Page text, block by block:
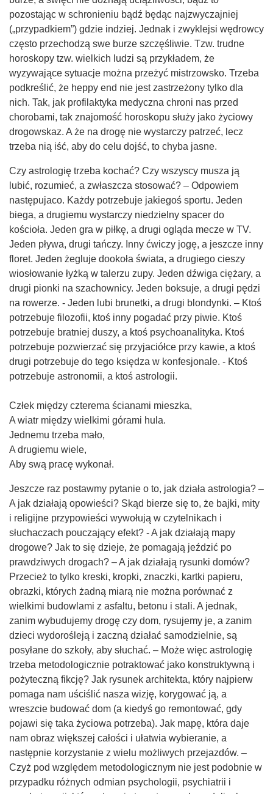
pozostając w schronieniu bądź będąc najzwyczajniej
(„przypadkiem”) gdzie indziej. Jednak i zwyklejsi wędrowcy
często przechodzą swe burze szczęśliwie. Tzw. trudne
horoskopy tzw. wielkich ludzi są przykładem, że
wyzywające sytuacje można przeżyć mistrzowsko. Trzeba
podkreślić, że heppy end nie jest zastrzeżony tylko dla
nich. Tak, jak profilaktyka medyczna chroni nas przed
chorobami, tak znajomość horoskopu służy jako życiowy
drogowskaz. A że na drogę nie wystarczy patrzeć, lecz
trzeba nią iść, aby do celu dojść, to chyba jasne.
Czy astrologię trzeba kochać? Czy wszyscy musza ją
lubić, rozumieć, a zwłaszcza stosować? – Odpowiem
następujaco. Każdy potrzebuje jakiegoś sportu. Jeden
biega, a drugiemu wystarczy niedzielny spacer do
kościoła. Jeden gra w piłkę, a drugi ogląda mecze w TV.
Jeden pływa, drugi tańczy. Inny ćwiczy jogę, a jeszcze inny
floret. Jeden żegluje dookoła świata, a drugiego cieszy
wiosłowanie łyżką w talerzu zupy. Jeden dźwiga ciężary, a
drugi pionki na szachownicy. Jeden boksuje, a drugi pędzi
na rowerze. - Jeden lubi brunetki, a drugi blondynki. – Ktoś
potrzebuje filozofii, ktoś inny pogadać przy piwie. Ktoś
potrzebuje bratniej duszy, a ktoś psychoanalityka. Ktoś
potrzebuje pozwierzać się przyjaciółce przy kawie, a ktoś
drugi potrzebuje do tego księdza w konfesjonale. - Ktoś
potrzebuje astronomii, a ktoś astrologii.
Człek między czterema ścianami mieszka,
A wiatr między wielkimi górami hula.
Jednemu trzeba mało,
A drugiemu wiele,
Aby swą pracę wykonał.
Jeszcze raz postawmy pytanie o to, jak działa astrologia? –
A jak działają opowieści? Skąd bierze się to, że bajki, mity
i religijne przypowieści wywołują w czytelnikach i
słuchaczach pouczający efekt? - A jak działają mapy
drogowe? Jak to się dzieje, że pomagają jeździć po
prawdziwych drogach? – A jak działają rysunki domów?
Przecież to tylko kreski, kropki, znaczki, kartki papieru,
obrazki, których żadną miarą nie można porównać z
wielkimi budowlami z asfaltu, betonu i stali. A jednak,
zanim wybudujemy drogę czy dom, rysujemy je, a zanim
dzieci wydorośleją i zaczną działać samodzielnie, są
posyłane do szkoły, aby słuchać. – Może więc astrologię
trzeba metodologicznie potraktować jako konstruktywną i
pożyteczną fikcję? Jak rysunek architekta, który najpierw
pomaga nam uściślić nasza wizję, korygować ją, a
wreszcie budować dom (a kiedyś go remontować, gdy
pojawi się taka życiowa potrzeba). Jak mapę, która daje
nam obraz większej całości i ułatwia wybieranie, a
następnie korzystanie z wielu możliwych przejazdów. –
Czyż pod względem metodologicznym nie jest podobnie w
przypadku różnych odmian psychologii, psychiatrii i